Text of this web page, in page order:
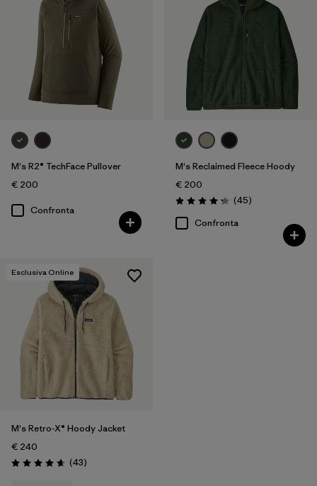
M's R2® TechFace Pullover
€ 200
Confronta
M's Reclaimed Fleece Hoody
€ 200
Valutazione: 4.3 / 5
(45Recensioni
)
Confronta
Esclusiva Online
M's Retro-X® Hoody Jacket
€ 240
Valutazione: 4.6 / 5
(43Recensioni
)